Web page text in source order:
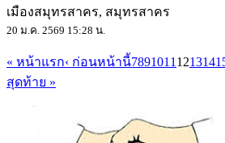
เมืองสมุทรสาคร, สมุทรสาคร
20 ม.ค. 2569 15:28 น.
« หน้าแรก‹ ก่อนหน้านี้7891011 121314
สุดท้าย »